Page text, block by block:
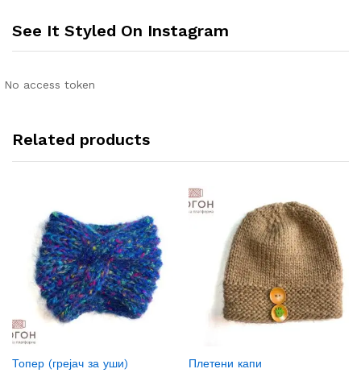
See It Styled On Instagram
No access token
Related products
Топер (грејач за уши) Плетени капи